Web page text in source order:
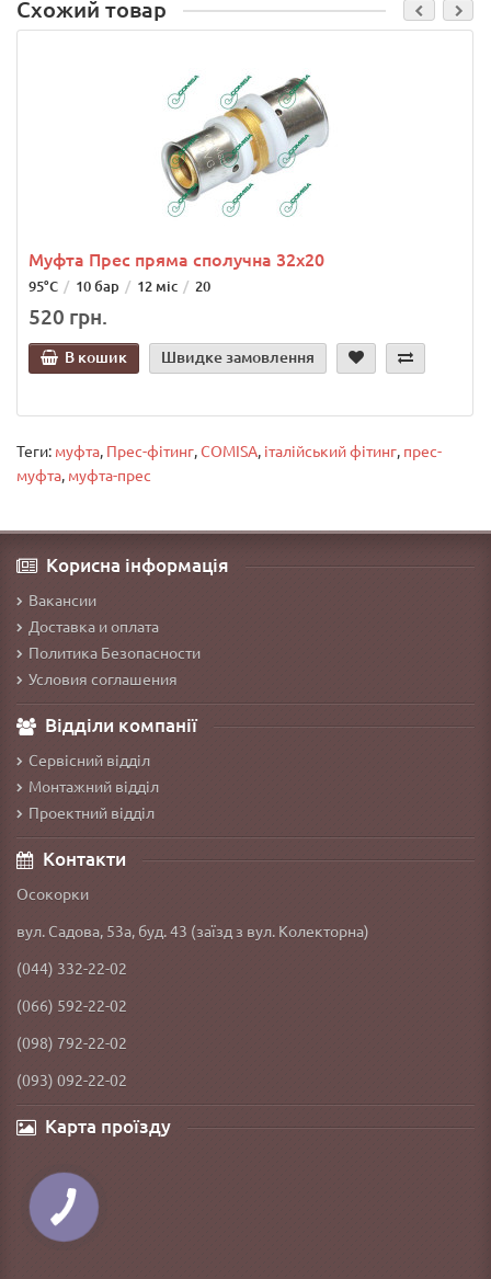
Схожий товар
Муфта Прес пряма сполучна 32х20
95°C 10 бар 12 міс 20
520 грн.
В кошик Швидке замовлення
Теги: муфта, Прес-фітинг,COMISA, італійський фітинг, прес-
муфта, муфта-прес
Корисна інформація
Вакансии
Доставка и оплата
Политика Безопасности
Условия соглашения
Відділи компанії
Сервісний відділ
Монтажний відділ
Проектний відділ
Контакти
Осокорки
вул. Садова, 53а, буд. 43 (заїзд з вул. Колекторна)
(044) 332-22-02
(066) 592-22-02
(098) 792-22-02
(093) 092-22-02
Карта проїзду